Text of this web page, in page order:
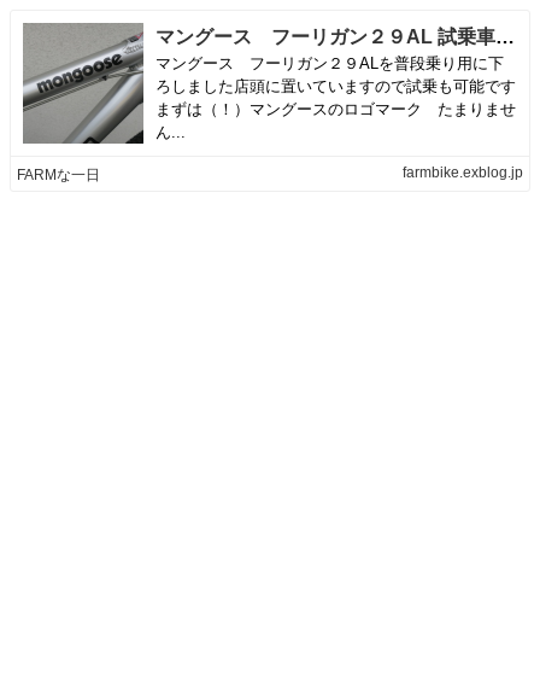
マングース フーリガン２９AL 試乗車 | FARMな一日
マングース フーリガン２９ALを普段乗り用に下
ろしました店頭に置いていますので試乗も可能です
まずは（！）マングースのロゴマーク たまりませ
ん...
FARMな一日 farmbike.exblog.jp